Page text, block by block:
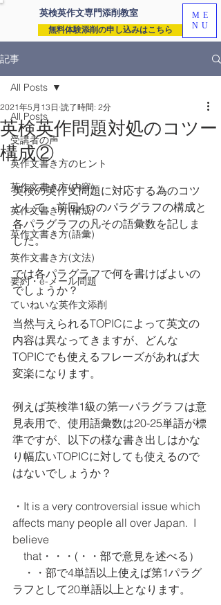
英検英作文専門添削教室
無料体験添削の申し込みはこちら
ME
NU
記事
All Posts
受講者の声
英作文書き方のヒント
英作文書き方(内容)
英作文書き方(構成)
英作文書き方(語彙)
英作文書き方(文法)
要約・e-メール問題
ていねいな英作文添削
All Posts
英検英作問題対処のコツー
構成②
2021年5月13日 読了時間: 2分
英検の英作文問題に対応する為のコツ
として、前回4つのパラグラフの構成と
各パラグラフの凡その語彙数を記しま
した。
では各パラグラフで何を書けばよいの
でしょうか？
当然与えられるTOPICによって英文の
内容は異なってきますが、どんな
TOPICでも使えるフレーズがあれば大
変楽になります。
例えば英検準1級の第一パラグラフは意
見表用で、使用語彙数は20-25単語が標
準ですが、以下の様な書き出しはかな
り幅広いTOPICに対しても使えるので
はないでしょうか？
・It is a very controversial issue which
affects many people all over Japan.  I
believe
    that・・・(・・部で意見を述べる）
ラフとして20単語以上となります。